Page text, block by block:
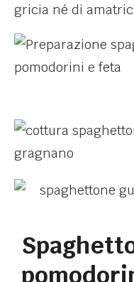
gricia né di